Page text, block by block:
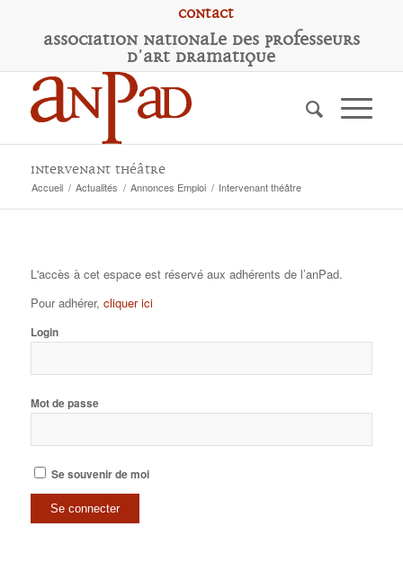
Contact
Association Nationale des Professeurs
d'Art Dramatique
Intervenant théâtre
Accueil / Actualités / Annonces Emploi / Intervenant théâtre
L'accès à cet espace est réservé aux adhérents de l’anPad.
Pour adhérer, cliquer ici
Login
Mot de passe
Se souvenir de moi